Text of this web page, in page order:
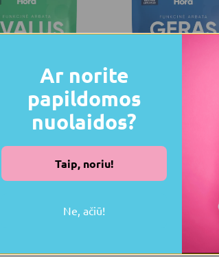
FUNKCINĖS ARBATOS
3-5 d.d.
„ŽVALUS
G)
grozam
JAUNS
NATŪRALIOS FUNKCINĖS
Funkcinė arbata
Ar norite
papildomos
nuolaidos?
Taip, noriu!
Ne, ačiū!